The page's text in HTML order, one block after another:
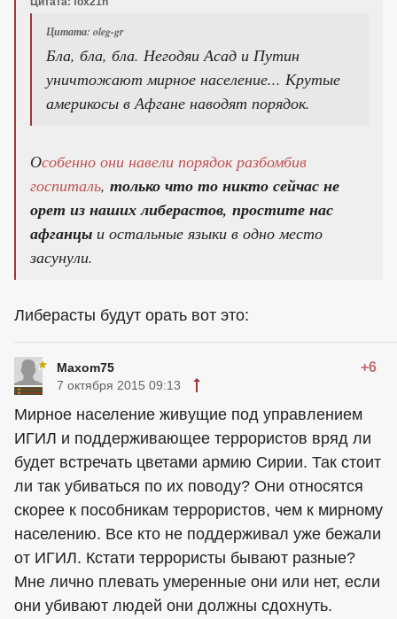
Цитата: oleg-gr
Бла, бла, бла. Негодяи Асад и Путин
уничтожают мирное население... Крутые
америкосы в Афгане наводят порядок.
Особенно они навели порядок разбомбив
госпиталь, только что то никто сейчас не
орет из наших либерастов, простите нас
афганцы и остальные языки в одно место
засунули.
Либерасты будут орать вот это:
Maxom75 +6
7 октября 2015 09:13
Мирное население живущие под управлением
ИГИЛ и поддерживающее террористов вряд ли
будет встречать цветами армию Сирии. Так стоит
ли так убиваться по их поводу? Они относятся
скорее к пособникам террористов, чем к мирному
населению. Все кто не поддерживал уже бежали
от ИГИЛ. Кстати террористы бывают разные?
Мне лично плевать умеренные они или нет, если
они убивают людей они должны сдохнуть.